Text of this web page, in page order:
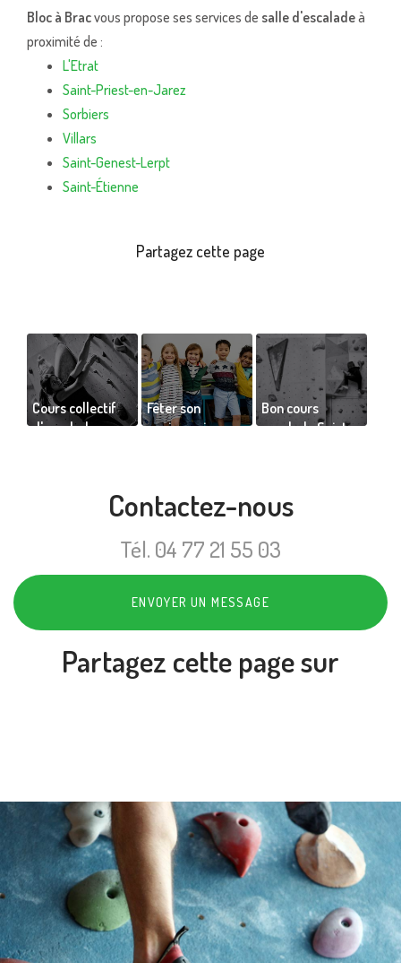
Bloc à Bracvous propose ses services de salle d'escaladeà
proximité de :
L'Etrat
Saint-Priest-en-Jarez
Sorbiers
Villars
Saint-Genest-Lerpt
Saint-Étienne
Cours collectif
d'escalade pour
Fêter son
anniversaire
Saint-Etienne
Bon cours
escalade Saint-
Contactez-nous
Tél. 04 77 21 55 03
ENVOYER UN MESSAGE
Partagez cette page sur